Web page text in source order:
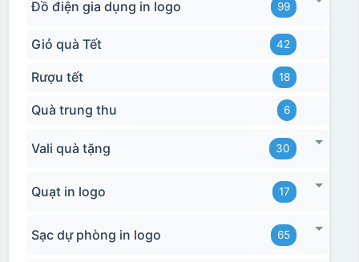
Đồ điện gia dụng in logo 99
Giỏ quà Tết 42
Rượu tết 18
Quà trung thu 6
Vali quà tặng 30
Quạt in logo 17
Sạc dự phòng in logo 65